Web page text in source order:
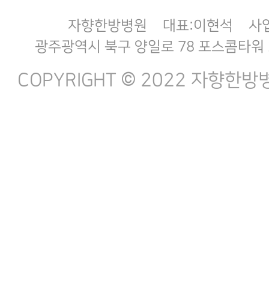
자향한방병원 대표:이현석
사
광주광역시 북구 양일로 78 포스콤타
COPYRIGHT © 2022 자향한방